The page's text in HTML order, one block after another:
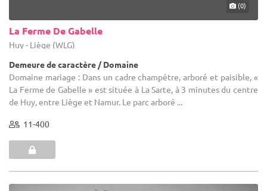
(0)
La Ferme De Gabelle
Huy - Liège (WLG)
Demeure de caractère / Domaine
Domaine mariage : Dans un cadre champêtre, arboré et paisible, «
La Ferme de Gabelle » est située à La Sarte, à 3 minutes du centre
de Huy, entre Liège et Namur. Le parc arboré ...
11-400